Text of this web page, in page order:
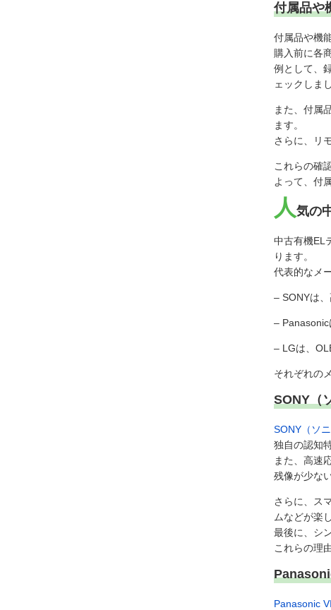
付属品や
付属品や機
購入前に各
例として、
ェックしま
また、付属
ます。
さらに、リ
これらの確
よって、付
人気の
中古有機EL
ります。
代表的なメ
– SONYは
– Panasonic
– LGは、
それぞれの
SONY（
SONY（ソ
独自の認知
また、高速
残像が少な
さらに、ス
ムなどが楽
最後に、シ
これらの理
Panasonic